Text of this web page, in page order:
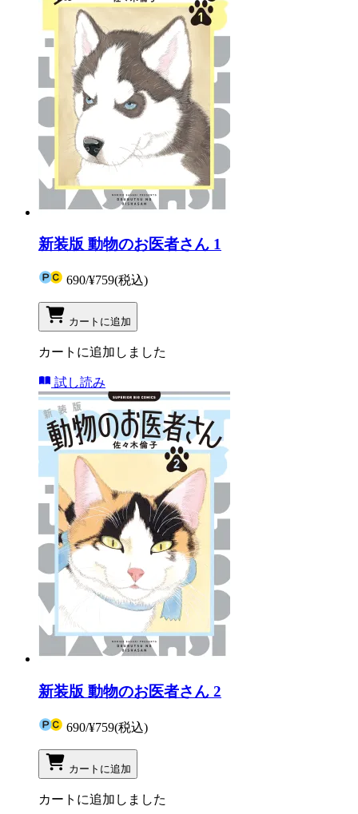
新装版 動物のお医者さん 1
690/¥759(税込)
カートに追加
カートに追加しました
試し読み
新装版 動物のお医者さん 2
690/¥759(税込)
カートに追加
カートに追加しました